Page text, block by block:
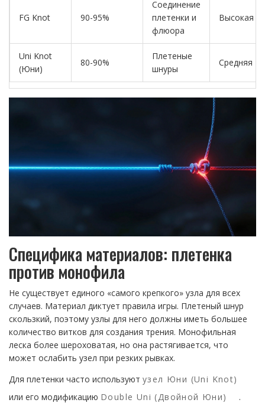
FG Knot 90-95%
Соединение
плетенки и
флюора
Высокая
Uni Knot
(Юни)
80-90%
Плетеные
шнуры
Средняя
Специфика материалов: плетенка
против монофила
Не существует единого «самого крепкого» узла для всех
случаев. Материал диктует правила игры. Плетеный шнур
скользкий, поэтому узлы для него должны иметь большее
количество витков для создания трения. Монофильная
леска более шероховатая, но она растягивается, что
может ослабить узел при резких рывках.
Для плетенки часто используют узел Юни (Uni Knot)
или его модификацию Double Uni (Двойной Юни)
.